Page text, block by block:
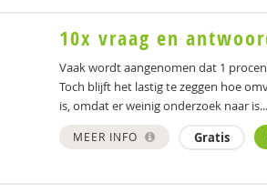
10x vraag en
Vaak wordt aangenomen dat 1
Toch blijft het lastig te zeggen hoe
is, omdat er weinig onderzoek naar is...
MEER INFO Gratis